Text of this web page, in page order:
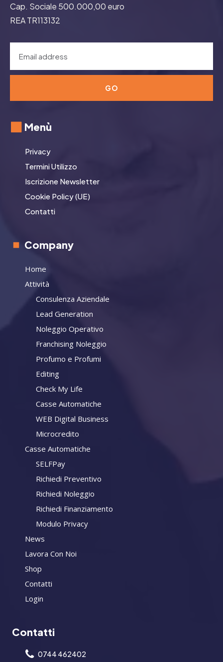
Cap. Sociale 500.000,00 euro
REA TR113132
GO
Menù
Privacy
Termini Utilizzo
Iscrizione Newsletter
Cookie Policy (UE)
Contatti
Company
Home
Attività
Consulenza Aziendale
Lead Generation
Noleggio Operativo
Franchising Noleggio
Profumo e Profumi
Editing
Check My Life
Casse Automatiche
WEB Digital Business
Microcredito
Casse Automatiche
SELFPay
Richiedi Preventivo
Richiedi Noleggio
Richiedi Finanziamento
Modulo Privacy
News
Lavora Con Noi
Shop
Contatti
Login
Contatti
0744 462402